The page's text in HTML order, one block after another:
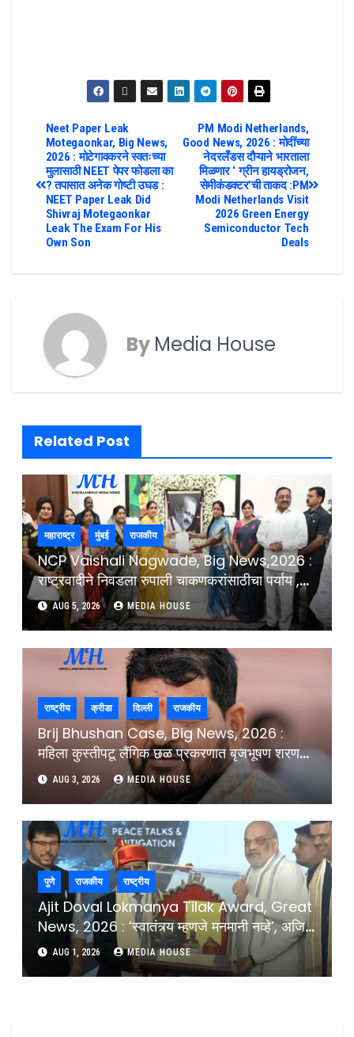
PM Modi Netherlands,
Good News, 2026 : मोदींच्या
नेदरलँडस दौऱ्याने भारताला
मिळणार ‘ ग्रीन हायड्रोजन,
सेमीकंडक्टर’ची ताकद :PM
Modi Netherlands Visit
2026 Green Energy
Semiconductor Tech
Deals
Neet Paper Leak
Motegaonkar, Big News,
2026 : मोटेगावकरने स्वतःच्या
मुलासाठी NEET पेपर फोडला का
? तपासात अनेक गोष्टी उघड :
NEET Paper Leak Did
Shivraj Motegaonkar
Leak The Exam For His
Own Son
By Media House
Related Post
महाराष्ट्र मुंबई राजकीय
NCP Vaishali Nagwade, Big News,2026 :
राष्ट्रवादीने निवडला रुपाली चाकणकरांसाठीचा पर्याय ,
कोणाची लागलीये वर्णी ?
AUG 5, 2026 MEDIA HOUSE
राष्ट्रीय क्रीडा दिल्ली राजकीय
Brij Bhushan Case, Big News, 2026 :
महिला कुस्तीपटू लैंगिक छळ प्रकरणात बृजभूषण शरण
सिंह निर्दोष, दिल्ली न्यायालयाचा निर्णय : Brij
Bhushan Sharan Singh Acquitted In
Case Delhi Court
AUG 3, 2026 MEDIA HOUSE
पुणे राजकीय राष्ट्रीय
Ajit Doval Lokmanya Tilak Award, Great
News, 2026 : ‘स्वातंत्र्य म्हणजे मनमानी नव्हे’, अजित
डोवाल यांचा Gen-Z तरूणांना सल्ला, स्वातंत्र्याचा खरा
अर्थ समजून घ्या : Ajit Doval Message To Gen
AUG 1, 2026 MEDIA HOUSE